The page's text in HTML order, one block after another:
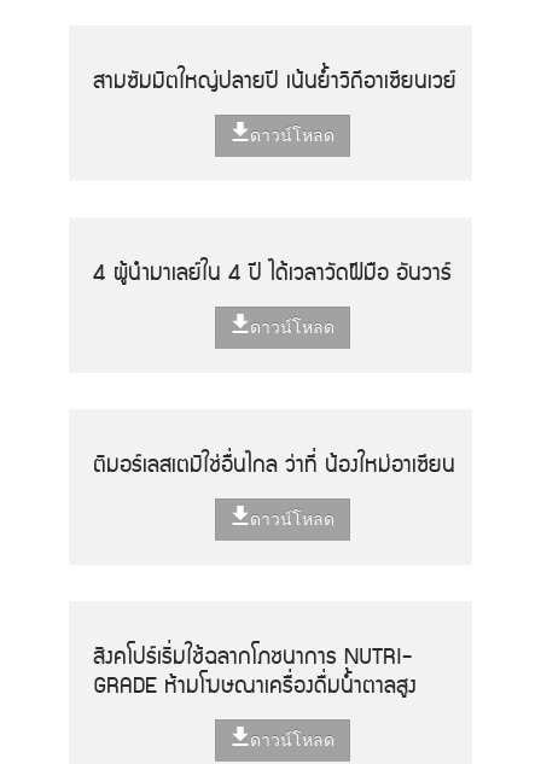
สามซัมมิตใหญ่ปลายปี เน้นย้ำวิถีอาเซียนเวย์
ดาวน์โหลด
4 ผู้นำมาเลย์ใน 4 ปี ได้เวลาวัดฝีมือ อันวาร์
ดาวน์โหลด
ติมอร์เลสเตมิใช่อื่นไกล ว่าที่ น้องใหม่อาเซียน
ดาวน์โหลด
สิงคโปร์เริ่มใช้ฉลากโภชนาการ NUTRI-
GRADE ห้ามโฆษณาเครื่องดื่มน้ำตาลสูง
ดาวน์โหลด